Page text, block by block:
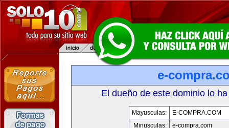
e-
El dueño de este dominio lo
Mayusculas:
E-COMPRA.COM
Minusculas:
e-compra.com